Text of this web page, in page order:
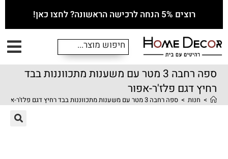
רוצים 5% הנחה לרכישה הראשונה? לחצו כאן!
ספה רחבה 3 מטר עם משענות מתכווננות בבד
רחיץ דגם פלז'ר-אפור
> חנות > ספה רחבה 3 מטר עם משענות מתכווננות בבד רחיץ דגם פלז'ר-אפור